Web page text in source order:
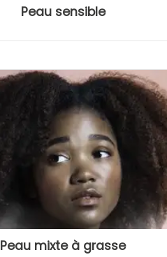
Peau sensible
Peau mixte à grasse